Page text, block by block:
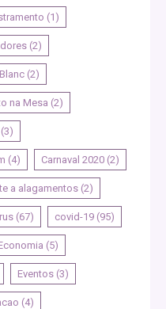
(1)
(2)
(2)
na Mesa (2)
(3)
(4) Carnaval 2020 (2)
a alagamentos (2)
(67) covid-19 (95)
(5)
Eventos (3)
(4)